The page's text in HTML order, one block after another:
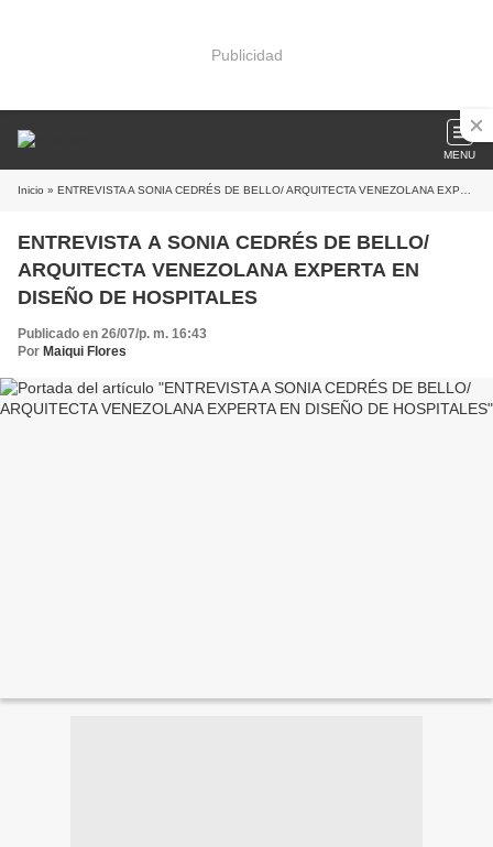
Publicidad
MENU
Inicio » ENTREVISTA A SONIA CEDRÉS DE BELLO/ ARQUITECTA VENEZOLANA EXPERTA EN DISEÑO DE HOSPITALES
ENTREVISTA A SONIA CEDRÉS DE BELLO/
ARQUITECTA VENEZOLANA EXPERTA EN
DISEÑO DE HOSPITALES
Publicado en 26/07/p. m. 16:43
Por Maiqui Flores